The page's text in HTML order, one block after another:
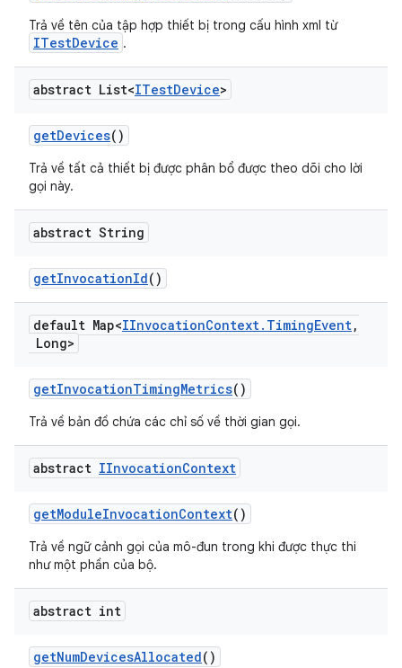
Trả về tên của tập hợp thiết bị trong cấu hình xml từ
ITestDevice .
abstract List<ITestDevice>
getDevices()
Trả về tất cả thiết bị được phân bổ được theo dõi cho lời
gọi này.
abstract String
getInvocationId()
default Map<IInvocationContext. TimingEvent,
Long>
getInvocationTimingMetrics()
Trả về bản đồ chứa các chỉ số về thời gian gọi.
abstract IInvocationContext
getModuleInvocationContext()
Trả về ngữ cảnh gọi của mô-đun trong khi được thực thi
như một phần của bộ.
abstract int
getNumDevicesAllocated()